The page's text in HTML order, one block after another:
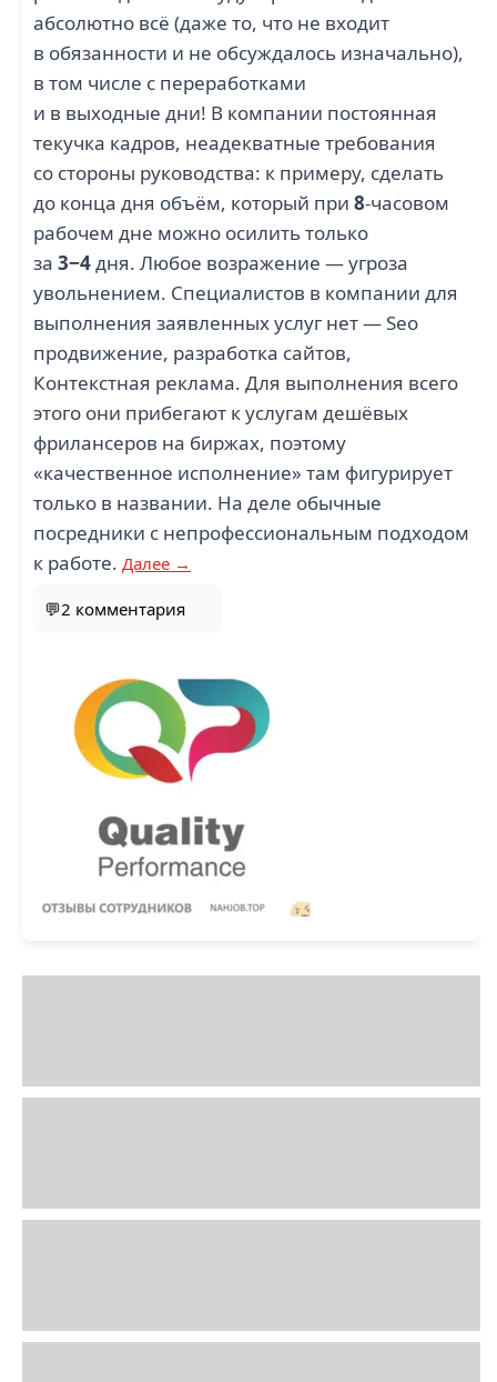
абсолютно всё (даже то, что не входит
в обязанности и не обсуждалось изначально),
в том числе с переработками
и в выходные дни! В компании постоянная
текучка кадров, неадекватные требования
со стороны руководства: к примеру, сделать
до конца дня объём, который при 8-часовом
рабочем дне можно осилить только
за 3−4дня. Любое возражение — угроза
увольнением. Специалистов в компании для
выполнения заявленных услуг нет — Seo
продвижение, разработка сайтов,
Контекстная реклама. Для выполнения всего
этого они прибегают к услугам дешёвых
фрилансеров на биржах, поэтому
«качественное исполнение» там фигурирует
только в названии. На деле обычные
посредники с непрофессиональным подходом
к работе. Далее →
💬2 комментария